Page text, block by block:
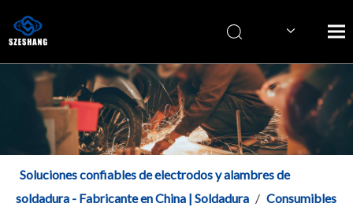
简体中文
English
Soluciones confiables de electrodos y alambres de
soldadura - Fabricante en China | Soldadura / Consumibles